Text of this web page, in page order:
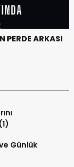
PERDE ARKASI
Günlük